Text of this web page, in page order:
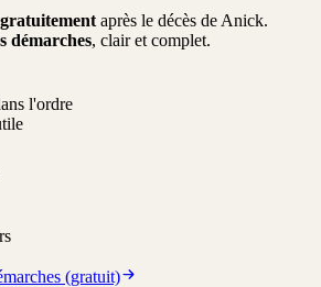
gratuitement après le décès de Anick.
démarches, clair et complet.
l'ordre
(gratuit)